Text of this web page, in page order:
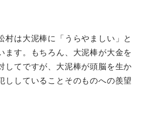
村は大泥棒に「うらやましい」と
ます。もちろん、大泥棒が大金を
してですが、大泥棒が頭脳を生か
ししていることそのものへの羨望